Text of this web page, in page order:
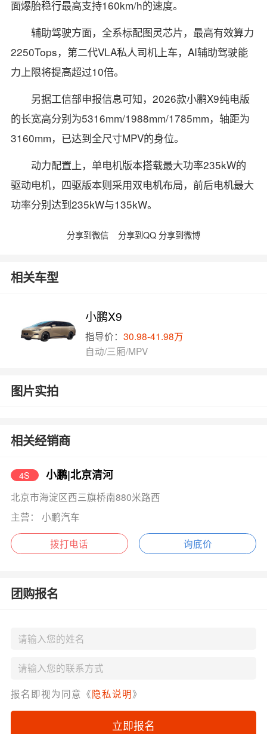
面爆胎稳行最高支持160km/h的速度。
辅助驾驶方面，全系标配图灵芯片，最高有效算力
2250Tops，第二代VLA私人司机上车，AI辅助驾驶能
力上限将提高超过10倍。
另据工信部申报信息可知，2026款小鹏X9纯电版
的长宽高分别为5316mm/1988mm/1785mm，轴距为
3160mm，已达到全尺寸MPV的身位。
动力配置上，单电机版本搭载最大功率235kW的
驱动电机，四驱版本则采用双电机布局，前后电机最大
功率分别达到235kW与135kW。
分享到微信 分享到QQ 分享到微博
相关车型
小鹏X9
指导价：30.98-41.98万
自动/三厢/MPV
图片实拍
相关经销商
4S 小鹏|北京清河
北京市海淀区西三旗桥南880米路西
主营： 小鹏汽车
拨打电话 询底价
团购报名
报名即视为同意《隐私说明》
立即报名